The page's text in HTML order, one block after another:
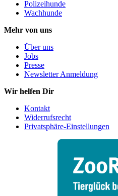
Polizeihunde
Wachhunde
Mehr von uns
Über uns
Jobs
Presse
Newsletter Anmeldung
Wir helfen Dir
Kontakt
Widerrufsrecht
Privatsphäre-Einstellungen